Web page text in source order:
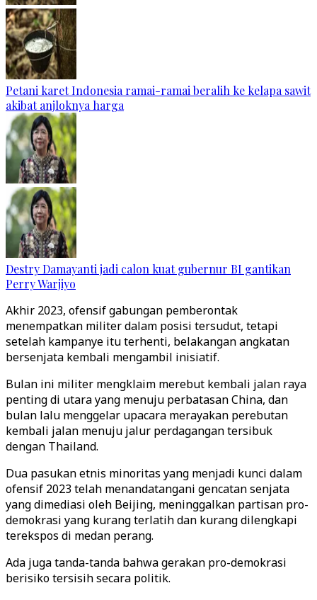
Petani karet Indonesia ramai-ramai beralih ke kelapa sawit
akibat anjloknya harga
Destry Damayanti jadi calon kuat gubernur BI gantikan
Perry Warjiyo
Akhir 2023, ofensif gabungan pemberontak
menempatkan militer dalam posisi tersudut, tetapi
setelah kampanye itu terhenti, belakangan angkatan
bersenjata kembali mengambil inisiatif.
Bulan ini militer mengklaim merebut kembali jalan raya
penting di utara yang menuju perbatasan China, dan
bulan lalu menggelar upacara merayakan perebutan
kembali jalan menuju jalur perdagangan tersibuk
dengan Thailand.
Dua pasukan etnis minoritas yang menjadi kunci dalam
ofensif 2023 telah menandatangani gencatan senjata
yang dimediasi oleh Beijing, meninggalkan partisan pro-
demokrasi yang kurang terlatih dan kurang dilengkapi
terekspos di medan perang.
Ada juga tanda-tanda bahwa gerakan pro-demokrasi
berisiko tersisih secara politik.